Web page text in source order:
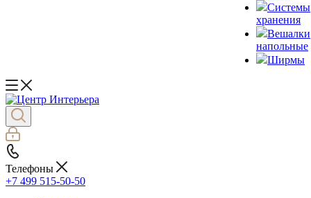
Системы
хранения
Вешалки
напольные
Ширмы
Телефоны
+7 499 515-50-50